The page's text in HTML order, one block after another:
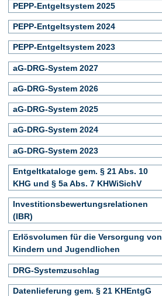
PEPP-Entgeltsystem 2025
PEPP-Entgeltsystem 2024
PEPP-Entgeltsystem 2023
aG-DRG-System 2027
aG-DRG-System 2026
aG-DRG-System 2025
aG-DRG-System 2024
aG-DRG-System 2023
Entgeltkataloge gem. § 21 Abs. 10
KHG und § 5a Abs. 7 KHWiSichV
Investitionsbewertungsrelationen
(IBR)
Erlösvolumen für die Versorgung von
Kindern und Jugendlichen
DRG-Systemzuschlag
Datenlieferung gem. § 21 KHEntgG